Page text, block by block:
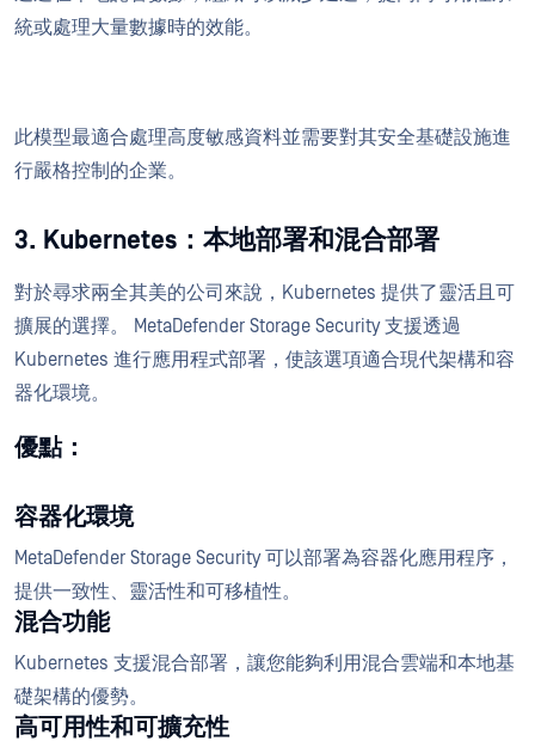
統或處理大量數據時的效能。
此模型最適合處理高度敏感資料並需要對其安全基礎設施進
行嚴格控制的企業。
3. Kubernetes：本地部署和混合部署
對於尋求兩全其美的公司來說，Kubernetes 提供了靈活且可
擴展的選擇。 MetaDefender Storage Security 支援透過
Kubernetes 進行應用程式部署，使該選項適合現代架構和容
器化環境。
優點：
容器化環境
MetaDefender Storage Security 可以部署為容器化應用程序，
提供一致性、靈活性和可移植性。
混合功能
Kubernetes 支援混合部署，讓您能夠利用混合雲端和本地基
礎架構的優勢。
高可用性和可擴充性